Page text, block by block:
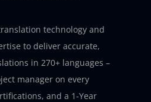
technology and
to deliver accurate,
in 270+ languages –
manager on every
and a 1-Year